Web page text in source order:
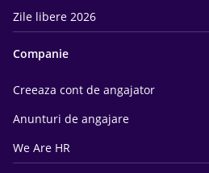
Zile libere 2026
Companie
Creeaza cont de angajator
Anunturi de angajare
We Are HR